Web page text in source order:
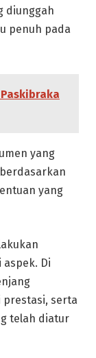
diunggah
penuh pada
yang
yang
Di
serta
telah diatur